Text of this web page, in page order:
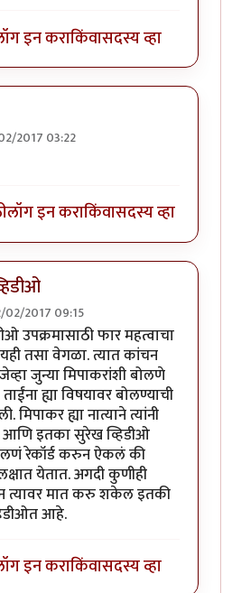
इन कराकिंवासदस्य व्हा
2017 03:22
लॉग इन कराकिंवासदस्य व्हा
02/2017 09:15
उपक्रमासाठी फार महत्वाचा
तसा वेगळा. त्यात कांचन
जुन्या मिपाकरांशी बोलणे
ह्या विषयावर बोलण्याची
ह्या नात्याने त्यांनी
आणि इतका सुरेख व्हिडीओ
रेकॉर्ड करुन ऐकलं की
येतात. अगदी कुणीही
मात करु शकेल इतकी
आहे.
इन कराकिंवासदस्य व्हा